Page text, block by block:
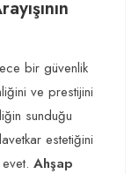
bir güvenlik
ve prestijini
sunduğu
estetiğini
Ahşap